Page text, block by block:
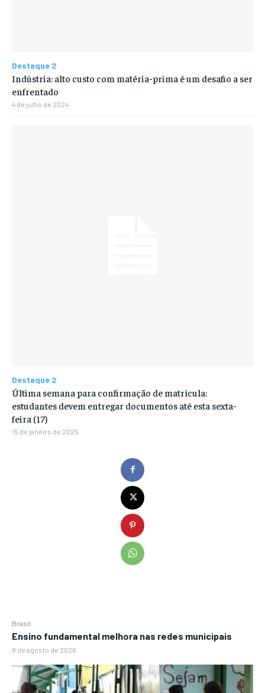
Brasil
Ensino fundamental melhora nas redes municipais
8 de agosto de 2026
Destaque 2
Indústria: alto custo com matéria-prima é um desafio a ser
enfrentado
4 de julho de 2024
Destaque 2
Última semana para confirmação de matrícula:
estudantes devem entregar documentos até esta sexta-
feira (17)
15 de janeiro de 2025